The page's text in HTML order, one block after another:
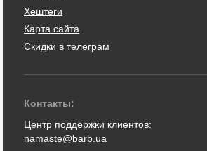
Хештеги
Карта сайта
Скидки в телеграм
Контакты:
Центр поддержки клиентов:
namaste@barb.ua